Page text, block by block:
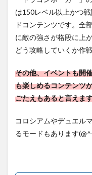
は150レベル以上かつ
ドコンテンツです。全
に敵の強さが格段に上
どう攻略していくか作
その他、イベントも開
も楽しめるコンテンツ
ごたえもあると言えま
コロシアムやデュエル
るモードもあります